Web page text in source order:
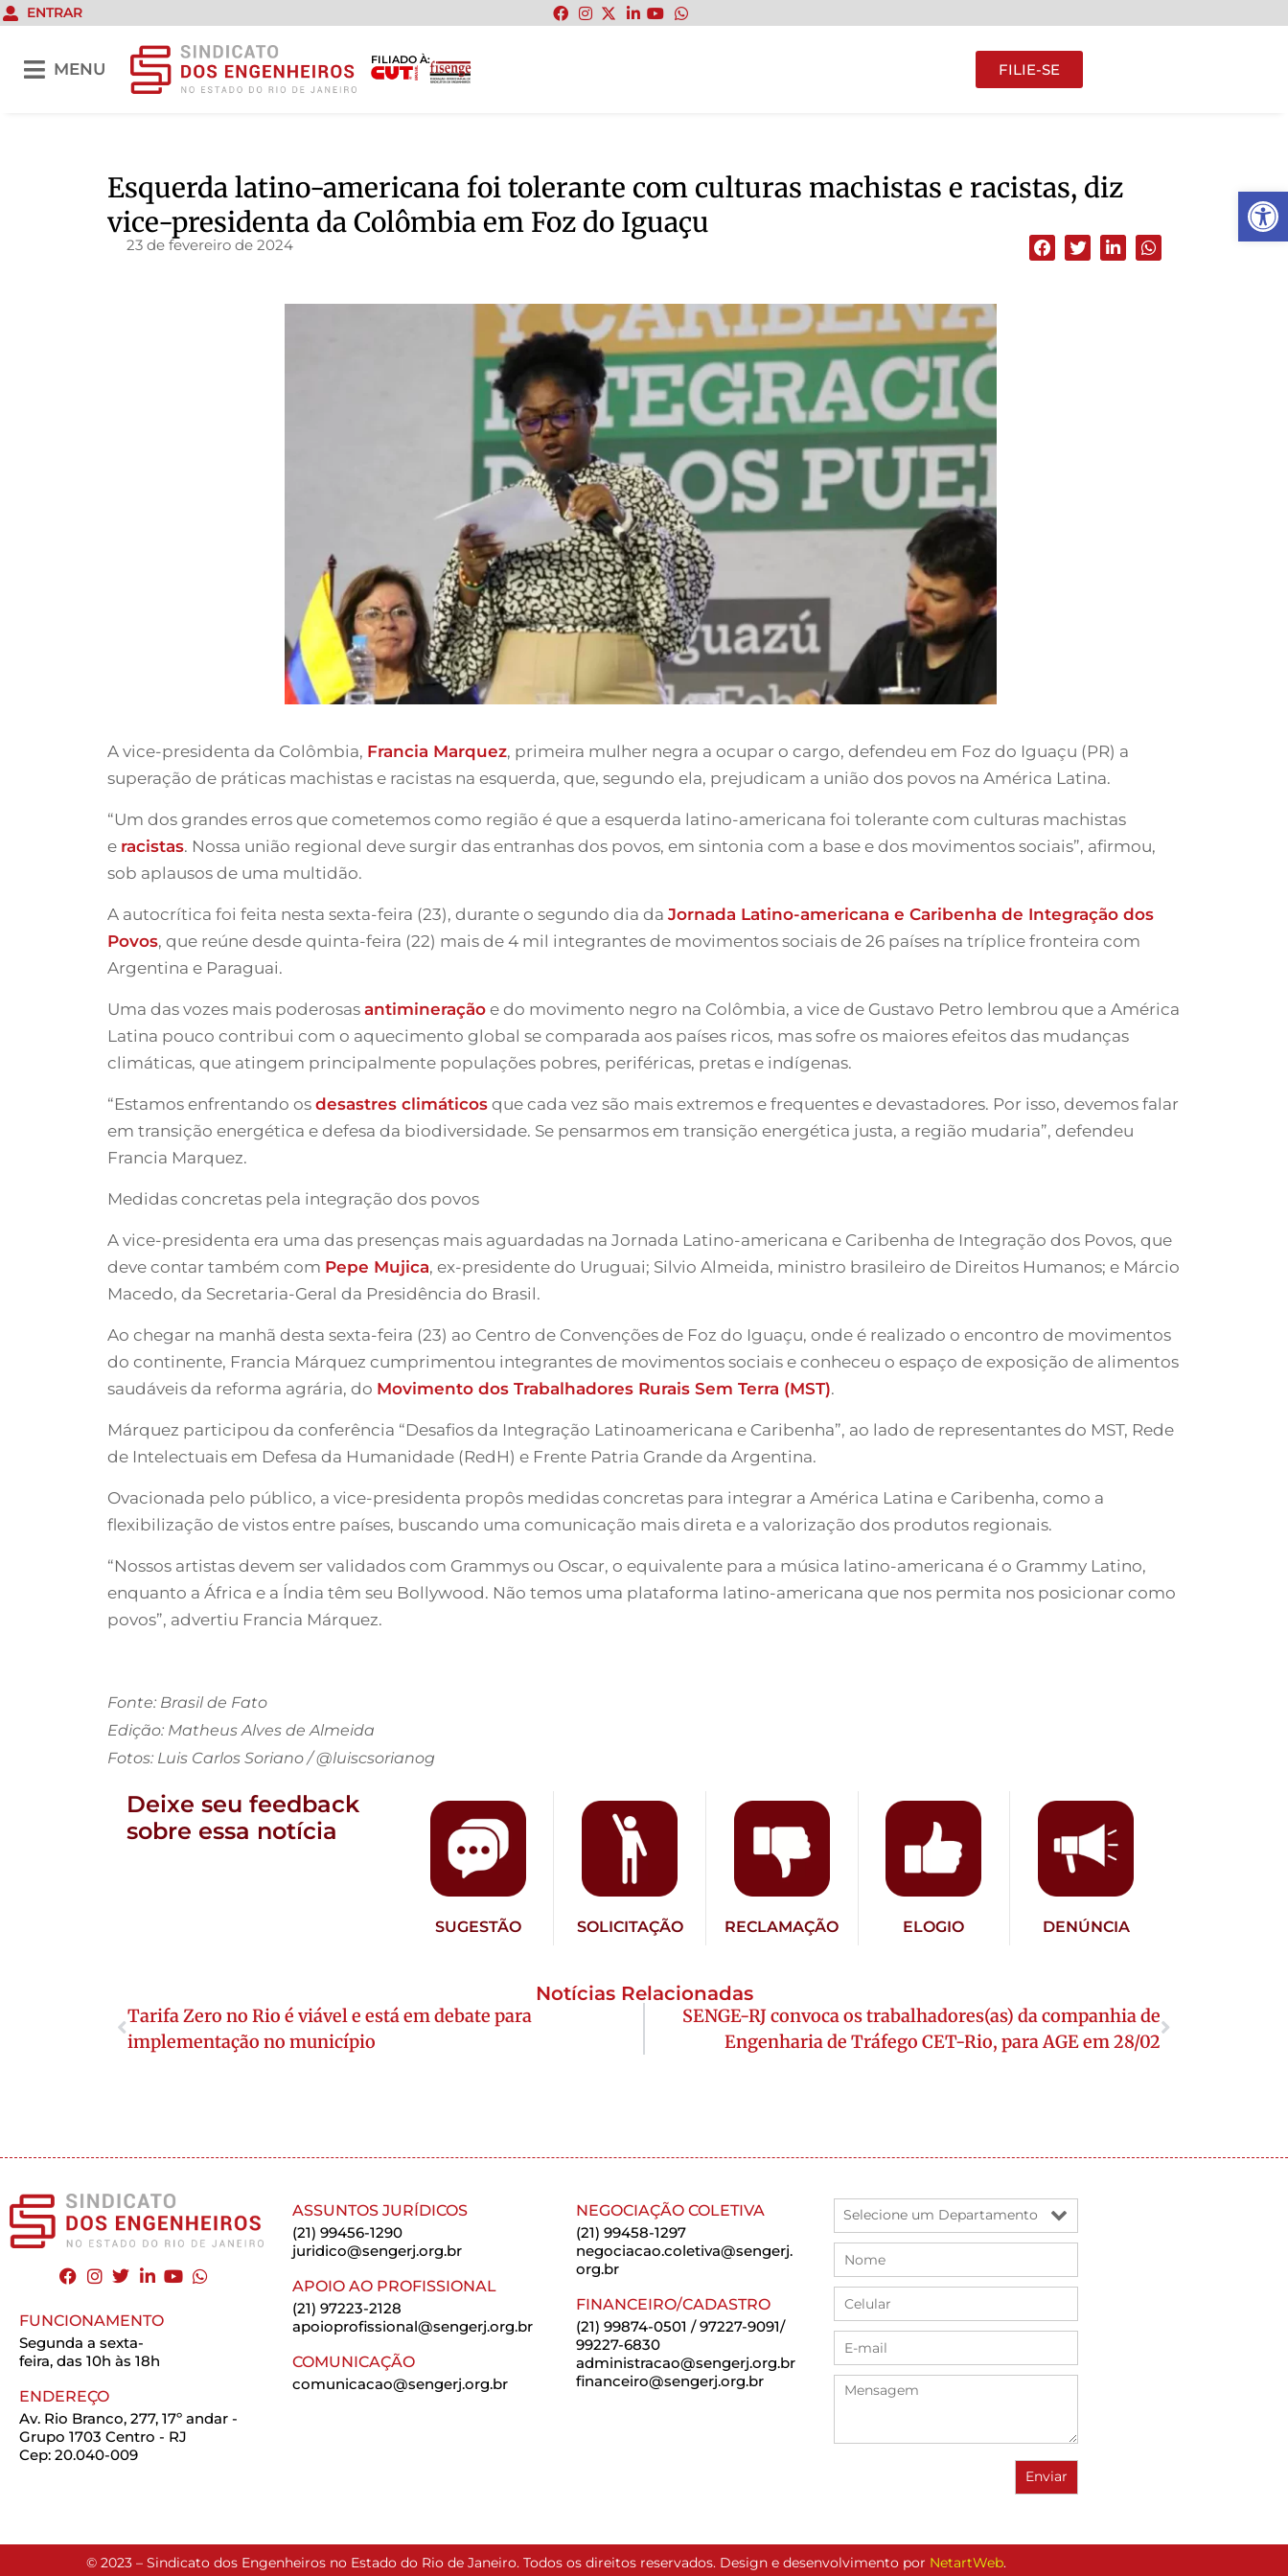
Abrir
ENTRAR
MENU
FILIADO À:
FILIE-SE
Esquerda latino-americana foi tolerante com culturas machistas e racistas, diz
vice-presidenta da Colômbia em Foz do Iguaçu
23 de fevereiro de 2024
A vice-presidenta da Colômbia, Francia Marquez, primeira mulher negra a ocupar o cargo, defendeu em Foz do Iguaçu (PR) a
superação de práticas machistas e racistas na esquerda, que, segundo ela, prejudicam a união dos povos na América Latina.
“Um dos grandes erros que cometemos como região é que a esquerda latino-americana foi tolerante com culturas machistas
e racistas. Nossa união regional deve surgir das entranhas dos povos, em sintonia com a base e dos movimentos sociais”, afirmou,
sob aplausos de uma multidão.
A autocrítica foi feita nesta sexta-feira (23), durante o segundo dia da Jornada Latino-americana e Caribenha de Integração dos
Povos, que reúne desde quinta-feira (22) mais de 4 mil integrantes de movimentos sociais de 26 países na tríplice fronteira com
Argentina e Paraguai.
Uma das vozes mais poderosas antimineração e do movimento negro na Colômbia, a vice de Gustavo Petro lembrou que a América
Latina pouco contribui com o aquecimento global se comparada aos países ricos, mas sofre os maiores efeitos das mudanças
climáticas, que atingem principalmente populações pobres, periféricas, pretas e indígenas.
“Estamos enfrentando os desastres climáticos que cada vez são mais extremos e frequentes e devastadores. Por isso, devemos falar
em transição energética e defesa da biodiversidade. Se pensarmos em transição energética justa, a região mudaria”, defendeu
Francia Marquez.
Medidas concretas pela integração dos povos
A vice-presidenta era uma das presenças mais aguardadas na Jornada Latino-americana e Caribenha de Integração dos Povos, que
deve contar também com Pepe Mujica, ex-presidente do Uruguai; Silvio Almeida, ministro brasileiro de Direitos Humanos; e Márcio
Macedo, da Secretaria-Geral da Presidência do Brasil.
Ao chegar na manhã desta sexta-feira (23) ao Centro de Convenções de Foz do Iguaçu, onde é realizado o encontro de movimentos
do continente, Francia Márquez cumprimentou integrantes de movimentos sociais e conheceu o espaço de exposição de alimentos
saudáveis da reforma agrária, do Movimento dos Trabalhadores Rurais Sem Terra (MST).
Márquez participou da conferência “Desafios da Integração Latinoamericana e Caribenha”, ao lado de representantes do MST, Rede
de Intelectuais em Defesa da Humanidade (RedH) e Frente Patria Grande da Argentina.
Ovacionada pelo público, a vice-presidenta propôs medidas concretas para integrar a América Latina e Caribenha, como a
flexibilização de vistos entre países, buscando uma comunicação mais direta e a valorização dos produtos regionais.
“Nossos artistas devem ser validados com Grammys ou Oscar, o equivalente para a música latino-americana é o Grammy Latino,
enquanto a África e a Índia têm seu Bollywood. Não temos uma plataforma latino-americana que nos permita nos posicionar como
povos”, advertiu Francia Márquez.
Fonte: Brasil de Fato
Edição: Matheus Alves de Almeida
Fotos: Luis Carlos Soriano / @luiscsorianog
Deixe seu feedback
sobre essa notícia
SUGESTÃO SOLICITAÇÃO RECLAMAÇÃO ELOGIO DENÚNCIA
Notícias Relacionadas
Tarifa Zero no Rio é viável e está em debate para
implementação no município
SENGE-RJ convoca os trabalhadores(as) da companhia de
Engenharia de Tráfego CET-Rio, para AGE em 28/02
FUNCIONAMENTO
Segunda a sexta-
feira, das 10h às 18h
ENDEREÇO
Av. Rio Branco, 277, 17º andar -
Grupo 1703 Centro - RJ
Cep: 20.040-009
ASSUNTOS JURÍDICOS
(21) 99456-1290
juridico@sengerj.org.br
APOIO AO PROFISSIONAL
(21) 97223-2128
apoioprofissional@sengerj.org.br
COMUNICAÇÃO
comunicacao@sengerj.org.br
NEGOCIAÇÃO COLETIVA
(21) 99458-1297
negociacao.coletiva@sengerj.
org.br
FINANCEIRO/CADASTRO
(21) 99874-0501 / 97227-9091/
99227-6830
administracao@sengerj.org.br
financeiro@sengerj.org.br
© 2023 – Sindicato dos Engenheiros no Estado do Rio de Janeiro. Todos os direitos reservados. Design e desenvolvimento por NetartWeb.